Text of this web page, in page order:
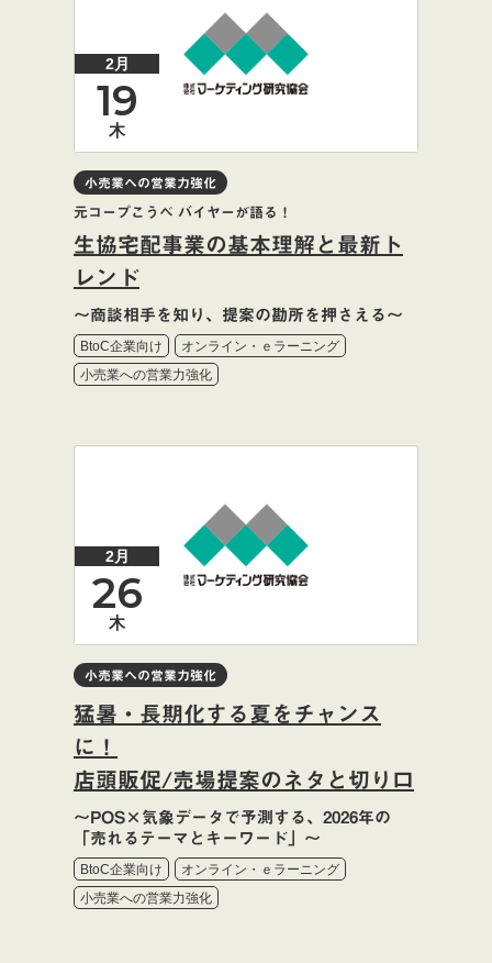
2月
19
木
小売業への営業力強化
元コープこうべ バイヤーが語る！
生協宅配事業の基本理解と最新ト
レンド
～商談相手を知り、提案の勘所を押さえる～
BtoC企業向け
オンライン・ｅラーニング
小売業への営業力強化
2月
26
木
小売業への営業力強化
猛暑・長期化する夏をチャンス
に！
店頭販促/売場提案のネタと切り口
〜POS×気象データで予測する、2026年の
「売れるテーマとキーワード」〜
BtoC企業向け
オンライン・ｅラーニング
小売業への営業力強化